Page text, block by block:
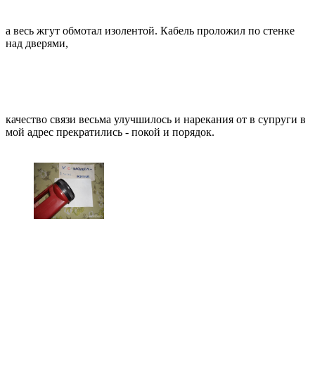
а весь жгут обмотал изолентой. Кабель проложил по стенке
над дверями,
качество связи весьма улучшилось и нарекания от в супруги в
мой адрес прекратились - покой и порядок.